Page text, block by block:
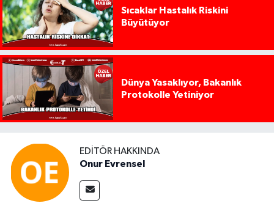
Sıcaklar Hastalık Riskini
Büyütüyor
Dünya Yasaklıyor, Bakanlık
Protokolle Yetiniyor
EDITÖR HAKKINDA
Onur Evrensel